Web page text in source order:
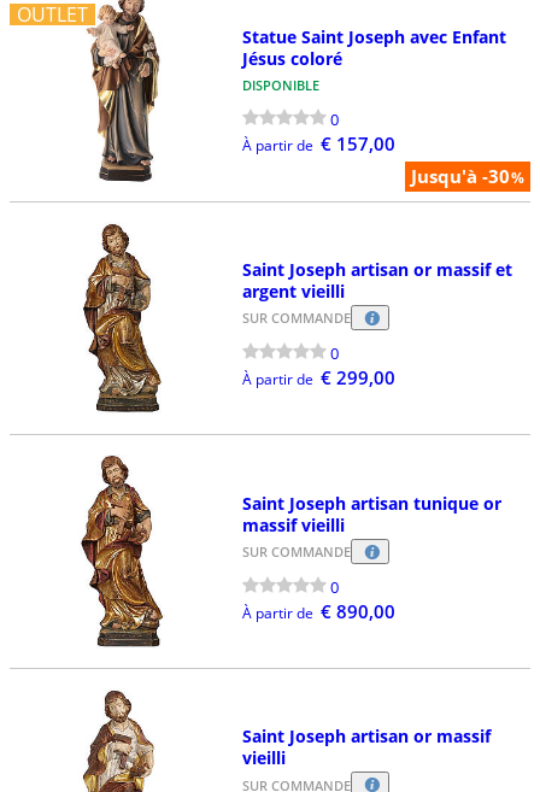
OUTLET
Jusqu'à -30%
Statue Saint Joseph avec Enfant
Jésus coloré
DISPONIBLE
0
À partir de € 157,00
Saint Joseph artisan or massif et
argent vieilli
SUR COMMANDE
0
À partir de € 299,00
Saint Joseph artisan tunique or
massif vieilli
SUR COMMANDE
0
À partir de € 890,00
Saint Joseph artisan or massif
vieilli
SUR COMMANDE